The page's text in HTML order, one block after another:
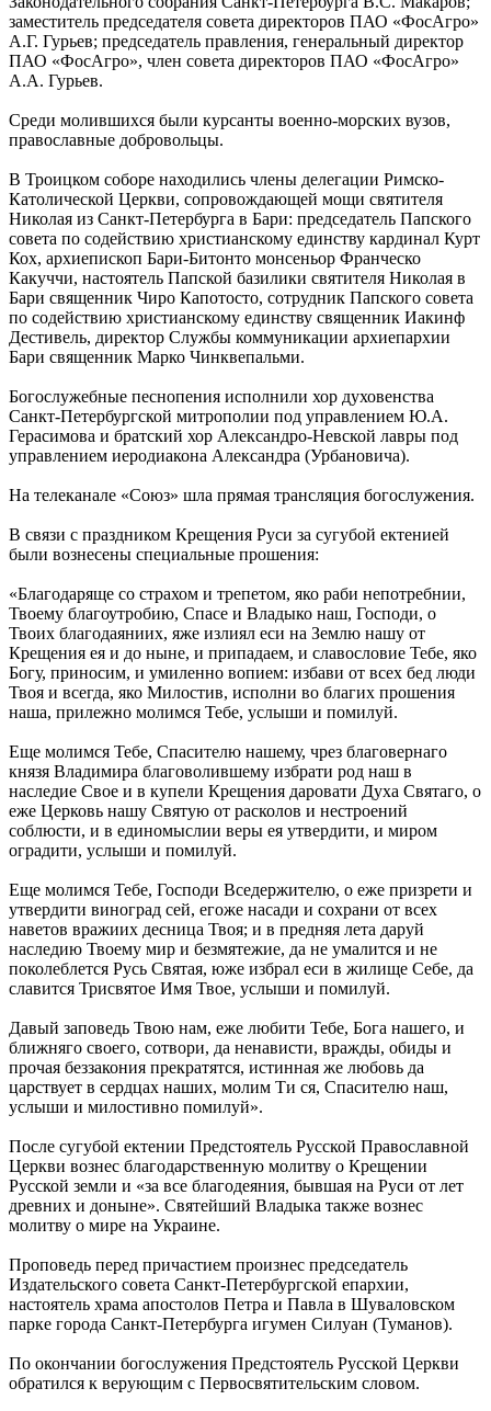
заместитель председателя совета директоров ПАО «ФосАгро»
А.Г. Гурьев; председатель правления, генеральный директор
ПАО «ФосАгро», член совета директоров ПАО «ФосАгро»
А.А. Гурьев.
Среди молившихся были курсанты военно-морских вузов,
православные добровольцы.
В Троицком соборе находились члены делегации Римско-
Католической Церкви, сопровождающей мощи святителя
Николая из Санкт-Петербурга в Бари: председатель Папского
совета по содействию христианскому единству кардинал Курт
Кох, архиепископ Бари-Битонто монсеньор Франческо
Какуччи, настоятель Папской базилики святителя Николая в
Бари священник Чиро Капотосто, сотрудник Папского совета
по содействию христианскому единству священник Иакинф
Дестивель, директор Службы коммуникации архиепархии
Бари священник Марко Чинквепальми.
Богослужебные песнопения исполнили хор духовенства
Санкт-Петербургской митрополии под управлением Ю.А.
Герасимова и братский хор Александро-Невской лавры под
управлением иеродиакона Александра (Урбановича).
На телеканале «Союз» шла прямая трансляция богослужения.
В связи с праздником Крещения Руси за сугубой ектенией
были вознесены специальные прошения:
«Благодаряще со страхом и трепетом, яко раби непотребнии,
Твоему благоутробию, Спасе и Владыко наш, Господи, о
Твоих благодаяниих, яже излиял еси на Землю нашу от
Крещения ея и до ныне, и припадаем, и славословие Тебе, яко
Богу, приносим, и умиленно вопием: избави от всех бед люди
Твоя и всегда, яко Милостив, исполни во благих прошения
наша, прилежно молимся Тебе, услыши и помилуй.
Еще молимся Тебе, Спасителю нашему, чрез благовернаго
князя Владимира благоволившему избрати род наш в
наследие Свое и в купели Крещения даровати Духа Святаго, о
еже Церковь нашу Святую от расколов и нестроений
соблюсти, и в единомыслии веры ея утвердити, и миром
оградити, услыши и помилуй.
Еще молимся Тебе, Господи Вседержителю, о еже призрети и
утвердити виноград сей, егоже насади и сохрани от всех
наветов вражиих десница Твоя; и в предняя лета даруй
наследию Твоему мир и безмятежие, да не умалится и не
поколеблется Русь Святая, юже избрал еси в жилище Себе, да
славится Трисвятое Имя Твое, услыши и помилуй.
Давый заповедь Твою нам, еже любити Тебе, Бога нашего, и
ближняго своего, сотвори, да ненависти, вражды, обиды и
прочая беззакония прекратятся, истинная же любовь да
царствует в сердцах наших, молим Ти ся, Спасителю наш,
услыши и милостивно помилуй».
После сугубой ектении Предстоятель Русской Православной
Церкви вознес благодарственную молитву о Крещении
Русской земли и «за все благодеяния, бывшая на Руси от лет
древних и доныне». Святейший Владыка также вознес
молитву о мире на Украине.
Проповедь перед причастием произнес председатель
Издательского совета Санкт-Петербургской епархии,
настоятель храма апостолов Петра и Павла в Шуваловском
парке города Санкт-Петербурга игумен Силуан (Туманов).
По окончании богослужения Предстоятель Русской Церкви
обратился к верующим с Первосвятительским словом.